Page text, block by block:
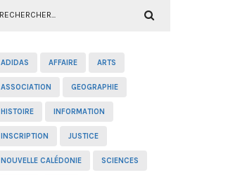
ADIDAS AFFAIRE ARTS
ASSOCIATION GEOGRAPHIE
HISTOIRE INFORMATION
INSCRIPTION JUSTICE
NOUVELLE CALÉDONIE SCIENCES